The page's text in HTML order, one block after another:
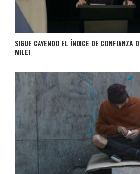
SIGUE CAYENDO EL ÍNDICE DE CONFIANZA
MILEI